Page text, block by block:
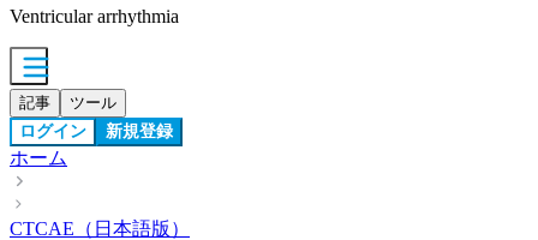
Ventricular arrhythmia
記事 ツール
ログイン 新規登録
ホーム
CTCAE（日本語版）